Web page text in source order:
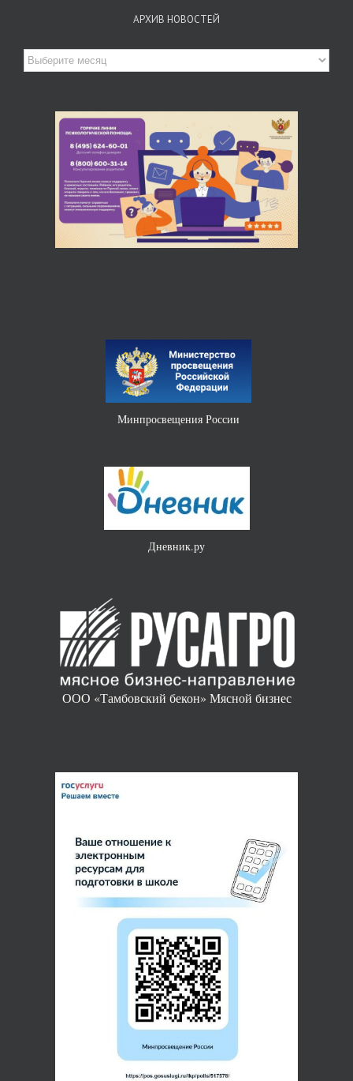
АРХИВ НОВОСТЕЙ
Архив
новостей
Министерство науки и высшего образования РФ
«Без срока давности»
ООО «Тамбовский бекон» Мясной бизнес